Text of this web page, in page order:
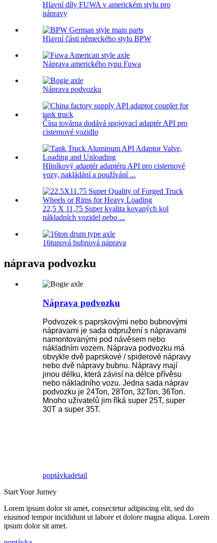
Hlavní díly FUWA v americkém stylu pro
nápravy
Hlavní části německého stylu BPW
Náprava amerického typu Fuwa
Náprava podvozku
Čína továrna dodává spojovací adaptér API pro
cisternové vozidlo
Hliníkový adaptér adaptéru API pro cisternové
vozy, nakládání a používání ...
22,5 X 11,75 Super kvalita kovaných kol
nákladních vozidel nebo ...
16tunová bubnová náprava
náprava podvozku
Náprava podvozku
Podvozek s paprskovými nebo bubnovými
nápravami je sada odpružení s nápravami
namontovanými pod návěsem nebo
nákladním vozem. Náprava podvozku má
obvykle dvě paprskové / spiderové nápravy
nebo dvě nápravy bubnu. Nápravy mají
jinou délku, která závisí na délce přívěsu
nebo nákladního vozu. Jedna sada náprav
podvozku je 24Ton, 28Ton, 32Ton, 36Ton.
Mnoho uživatelů jim říká super 25T, super
30T a super 35T.
poptávkadetail
Start Your Jurney
Lorem ipsum dolor sit amet, consectetur adipiscing elit, sed do
eiusmod tempor incididunt ut labore et dolore magna aliqua. Lorem
ipsum dolor sit amet.